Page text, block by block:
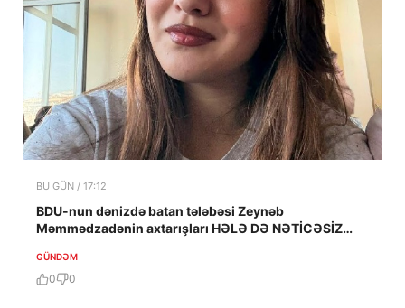
BU GÜN / 17:12
BDU-nun dənizdə batan tələbəsi Zeynəb
Məmmədzadənin axtarışları HƏLƏ DƏ NƏTİCƏSİZ
GÜNDƏM
0 0